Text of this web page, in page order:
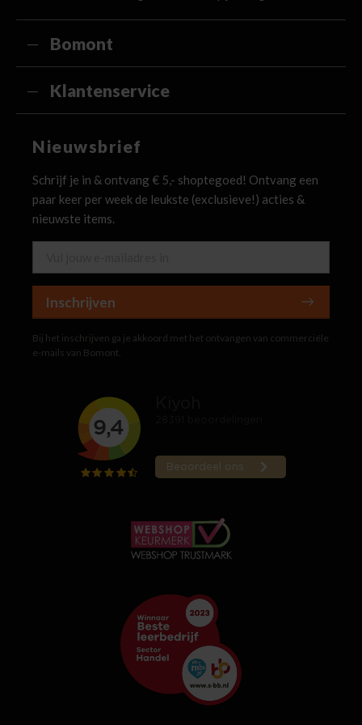
Bomont
Klantenservice
Nieuwsbrief
Schrijf je in & ontvang € 5,- shoptegoed! Ontvang een
paar keer per week de leukste (exclusieve!) acties &
nieuwste items.
Inschrijven
Bij het inschrijven ga je akkoord met het ontvangen van commerciële
e-mails van Bomont.